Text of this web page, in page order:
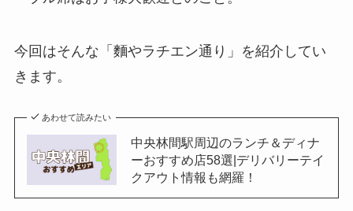
今回はそんな「麵やラチエン通り」を紹介してい
きます。
あわせて読みたい
中央林間駅周辺のランチ＆ディナ
ーおすすめ店58選|デリバリーテイ
クアウト情報も網羅！